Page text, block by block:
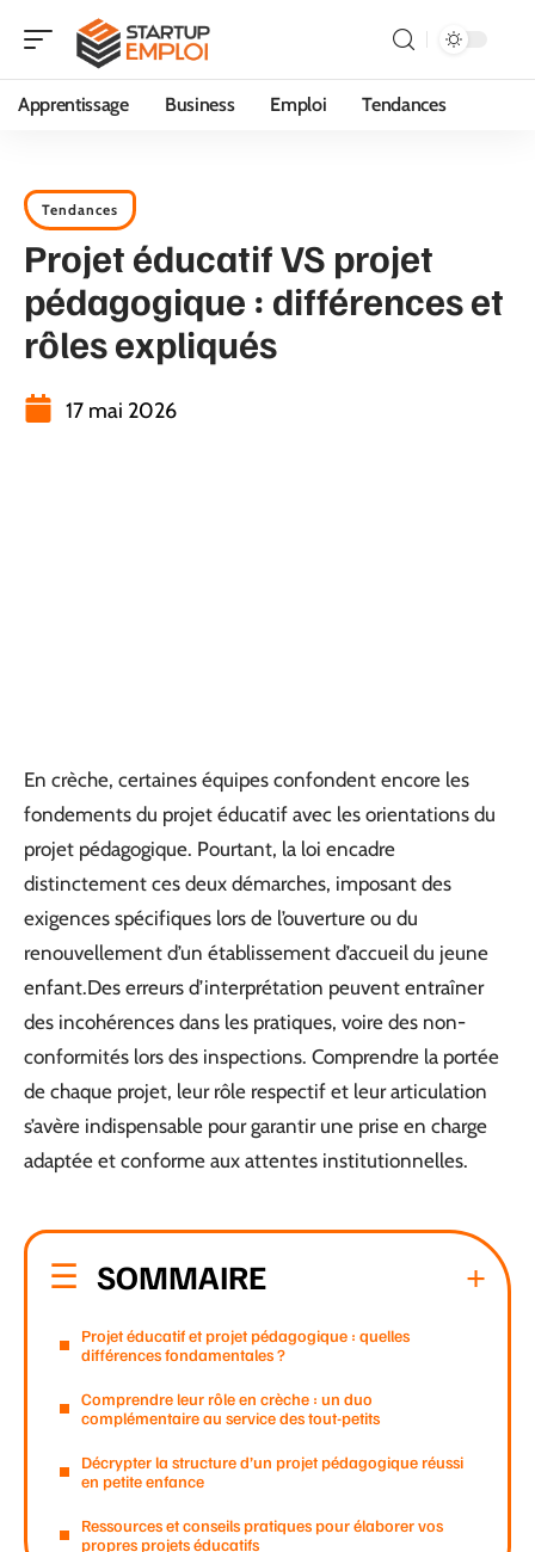
Apprentissage Business Emploi Tendances
Tendances
Projet éducatif VS projet
pédagogique : différences et
rôles expliqués
17 mai 2026
En crèche, certaines équipes confondent encore les
fondements du projet éducatif avec les orientations du
projet pédagogique. Pourtant, la loi encadre
distinctement ces deux démarches, imposant des
exigences spécifiques lors de l’ouverture ou du
renouvellement d’un établissement d’accueil du jeune
enfant.Des erreurs d’interprétation peuvent entraîner
des incohérences dans les pratiques, voire des non-
conformités lors des inspections. Comprendre la portée
de chaque projet, leur rôle respectif et leur articulation
s’avère indispensable pour garantir une prise en charge
adaptée et conforme aux attentes institutionnelles.
SOMMAIRE
Projet éducatif et projet pédagogique : quelles
différences fondamentales ?
Comprendre leur rôle en crèche : un duo
complémentaire au service des tout-petits
Décrypter la structure d’un projet pédagogique réussi
en petite enfance
Ressources et conseils pratiques pour élaborer vos
propres projets éducatifs